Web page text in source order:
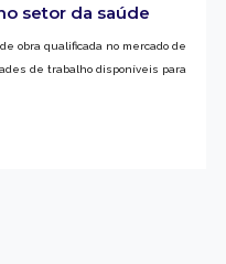
setor da saúde
obra qualificada no mercado de
de trabalho disponíveis para